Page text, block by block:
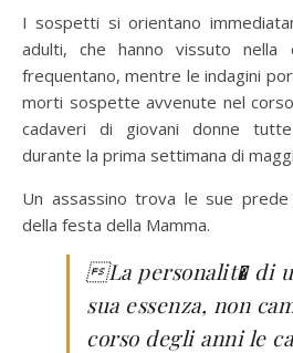
I sospetti si orientano
adulti, che hanno vissuto
frequentano, mentre le indagini
morti sospette avvenute nel
cadaveri di giovani donne
durante la prima settimana di
Un assassino trova le sue
della festa della Mamma.
La personalit� di
sua essenza, non
corso degli anni le